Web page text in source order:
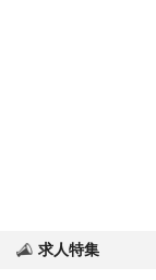
求人特集